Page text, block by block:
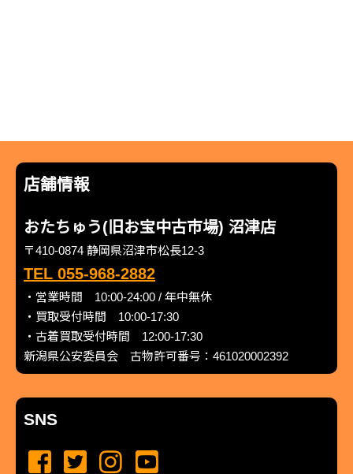
店舗情報
おたちゅう(旧お宝中古市場) 沼津店
〒410-0874 静岡県沼津市松長12-3
TEL 055-968-2882
・営業時間 10:00-24:00 / 年中無休
・買取受付時間 10:00-17:30
・古着買取受付時間 12:00-17:30
新潟県公安委員会 古物許可番号：461020002392
SNS